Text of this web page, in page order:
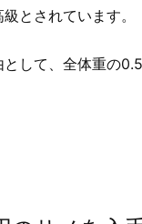
とされています。
して、全体重の